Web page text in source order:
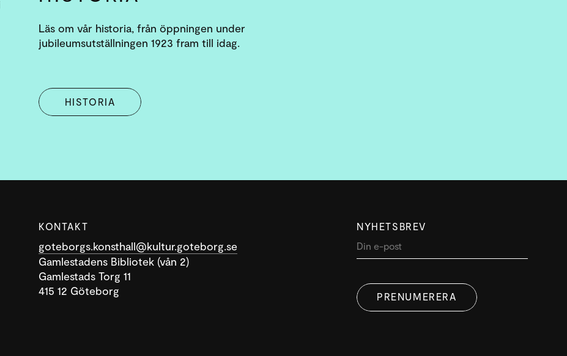
Läs om vår historia, från öppningen under
jubileumsutställningen 1923 fram till idag.
HISTORIA
KONTAKT
goteborgs.konsthall@kultur.goteborg.se
Gamlestadens Bibliotek (vån 2)
Gamlestads Torg 11
415 12 Göteborg
NYHETSBREV
PRENUMERERA